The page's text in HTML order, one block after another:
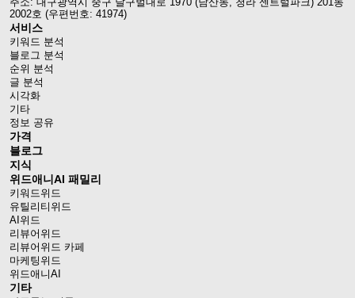
2002호 (우편번호: 41974)
서비스
키워드 분석
블로그 분석
순위 분석
글 분석
시각화
기타
정보 공유
가격
블로그
지식
위드애니AI 패밀리
키워드위드
유틸리티위드
AI위드
리뷰어위드
리뷰어위드 카페
마케팅위드
위드애니AI
기타